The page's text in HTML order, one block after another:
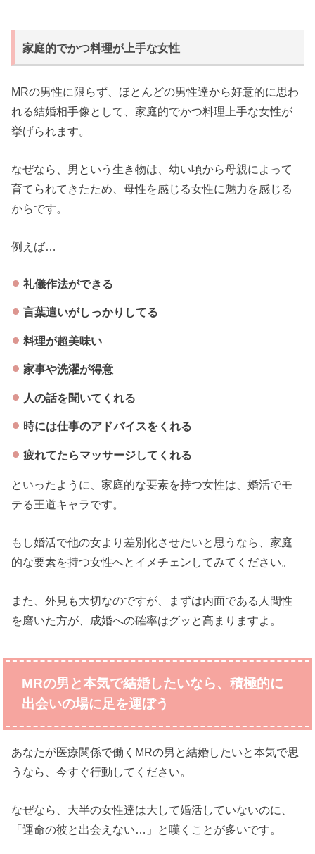
家庭的でかつ料理が上手な女性
MRの男性に限らず、ほとんどの男性達から好意的に思わ
れる結婚相手像として、家庭的でかつ料理上手な女性が
挙げられます。
なぜなら、男という生き物は、幼い頃から母親によって
育てられてきたため、母性を感じる女性に魅力を感じる
からです。
例えば…
礼儀作法ができる
言葉遣いがしっかりしてる
料理が超美味い
家事や洗濯が得意
人の話を聞いてくれる
時には仕事のアドバイスをくれる
疲れてたらマッサージしてくれる
といったように、家庭的な要素を持つ女性は、婚活でモ
テる王道キャラです。
もし婚活で他の女より差別化させたいと思うなら、家庭
的な要素を持つ女性へとイメチェンしてみてください。
また、外見も大切なのですが、まずは内面である人間性
を磨いた方が、成婚への確率はグッと高まりますよ。
MRの男と本気で結婚したいなら、積極的に
出会いの場に足を運ぼう
あなたが医療関係で働くMRの男と結婚したいと本気で思
うなら、今すぐ行動してください。
なぜなら、大半の女性達は大して婚活していないのに、
「運命の彼と出会えない…」と嘆くことが多いです。